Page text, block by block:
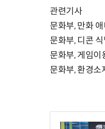
관련기사
문화부, 만화
문화부, 디콘
문화부, 게임
문화부, 환경